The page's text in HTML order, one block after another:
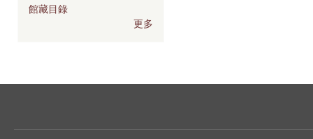
館藏目錄
更多